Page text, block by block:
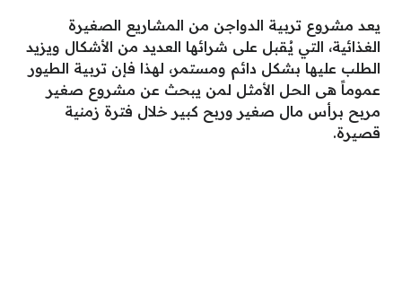
يعد مشروع تربية الدواجن من المشاريع الصغيرة
الغذائية، التي يُقبل على شرائها العديد من الأشكال ويزيد
الطلب عليها بشكل دائم ومستمر، لهذا فإن تربية الطيور
عموماً هى الحل الأمثل لمن يبحث عن مشروع صغير
مربح برأس مال صغير وربح كبير خلال فترة زمنية
قصيرة.